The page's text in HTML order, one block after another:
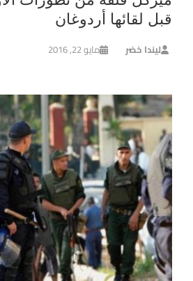
قبل لقائها أردوغان
ليندا خضر مايو 22, 2016